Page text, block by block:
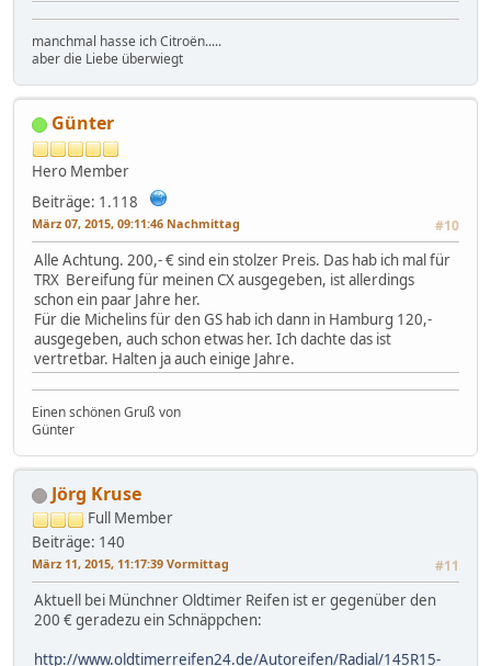
manchmal hasse ich Citroën.....
aber die Liebe überwiegt
Günter
Hero Member
Beiträge: 1.118
März 07, 2015, 09:11:46 Nachmittag #10
Alle Achtung. 200,- € sind ein stolzer Preis. Das hab ich mal für
TRX Bereifung für meinen CX ausgegeben, ist allerdings
schon ein paar Jahre her.
Für die Michelins für den GS hab ich dann in Hamburg 120,-
ausgegeben, auch schon etwas her. Ich dachte das ist
vertretbar. Halten ja auch einige Jahre.
Einen schönen Gruß von
Günter
Jörg Kruse
Full Member
Beiträge: 140
März 11, 2015, 11:17:39 Vormittag #11
Aktuell bei Münchner Oldtimer Reifen ist er gegenüber den
200 € geradezu ein Schnäppchen:
http://www.oldtimerreifen24.de/Autoreifen/Radial/145R15-